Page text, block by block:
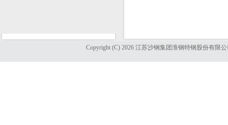
Copyright (C) 2026 江苏沙钢集团淮钢特钢股份有限